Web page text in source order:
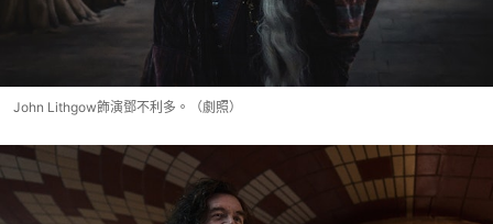
John Lithgow飾演鄧不利多。（劇照）